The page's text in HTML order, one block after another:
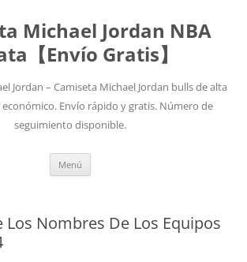
Michael Jordan NBA
【Envío Gratis】
Jordan – Camiseta Michael Jordan bulls de alta
Envío rápido y gratis. Número de
seguimiento disponible.
Menú
Los Nombres De Los Equipos